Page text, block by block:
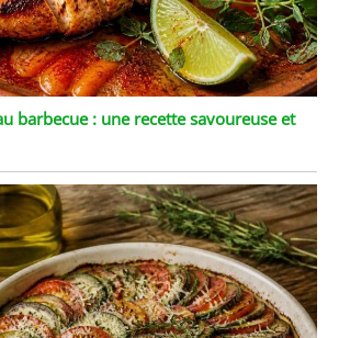
barbecue : une recette savoureuse et